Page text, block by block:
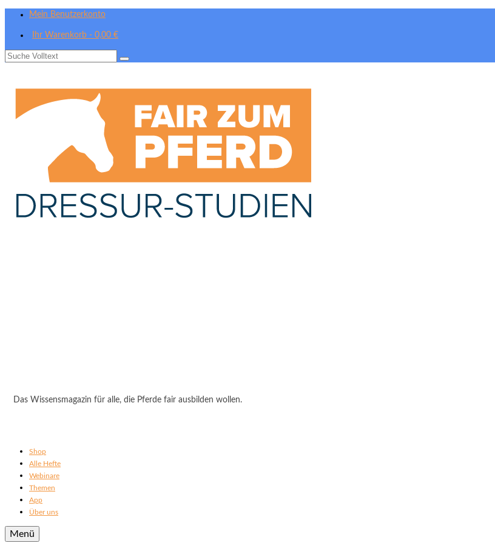
Mein Benutzerkonto
Ihr Warenkorb - 0,00 €
Suche
Das Wissensmagazin für alle, die Pferde fair ausbilden wollen.
Shop
Alle Hefte
Webinare
Themen
App
Über uns
Menü